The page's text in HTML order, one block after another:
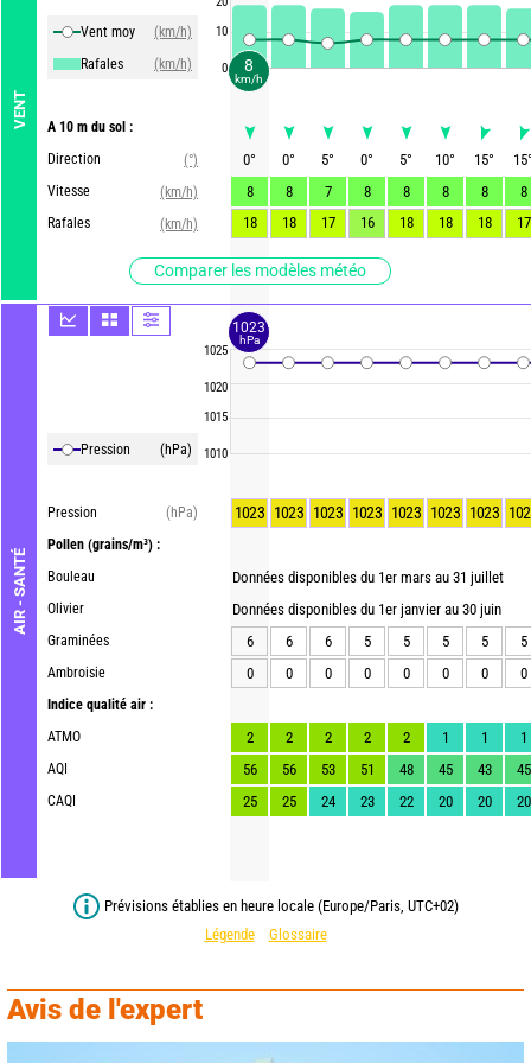
VENT
Vent moy
(km/h)
Rafales
(km/h)
A 10 m du sol :
Direction
(°)
Vitesse
(km/h)
Rafales
(km/h)
Comparer les modèles météo
AIR - SANTÉ
Pression (hPa)
Pression
(hPa)
Pollen (grains/m³) :
Bouleau
Olivier
Graminées
Ambroisie
Indice qualité air :
ATMO
AQI
CAQI
10
0
1025
1020
1015
1010
0° 0° 5° 0° 5° 10° 15° 15
8
8 7 8 8 8 8
8
18
18 17 16 18 18 18 17
1023 1023 1023 1023 1023 1023 1023
Données disponibles du 1er mars au 31 juillet
Données disponibles du 1er janvier au 30 juin
6
6 6 5 5 5 5
5
0
0 0 0 0 0 0 0
2 2 2 2 2 1 1
1
56
56 53 51 48 45 43
45
25
25 24 23 22 20 20 20
Prévisions établies en heure locale (Europe/Paris, UTC+02)
Légende
Glossaire
Avis de l'expert
8
km/h
1023
hPa